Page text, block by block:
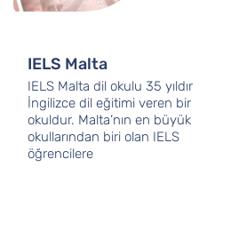
IELS Malta
IELS Malta dil okulu 35 yıldır
İngilizce dil eğitimi veren bir
okuldur. Malta’nın en büyük
okullarından biri olan IELS
öğrencilere